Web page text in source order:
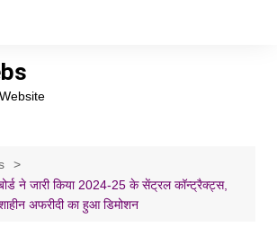
ने जारी किया 2024-25 के सेंट्रल कॉन्ट्रैक्ट्स,
अफरीदी का हुआ डिमोशन